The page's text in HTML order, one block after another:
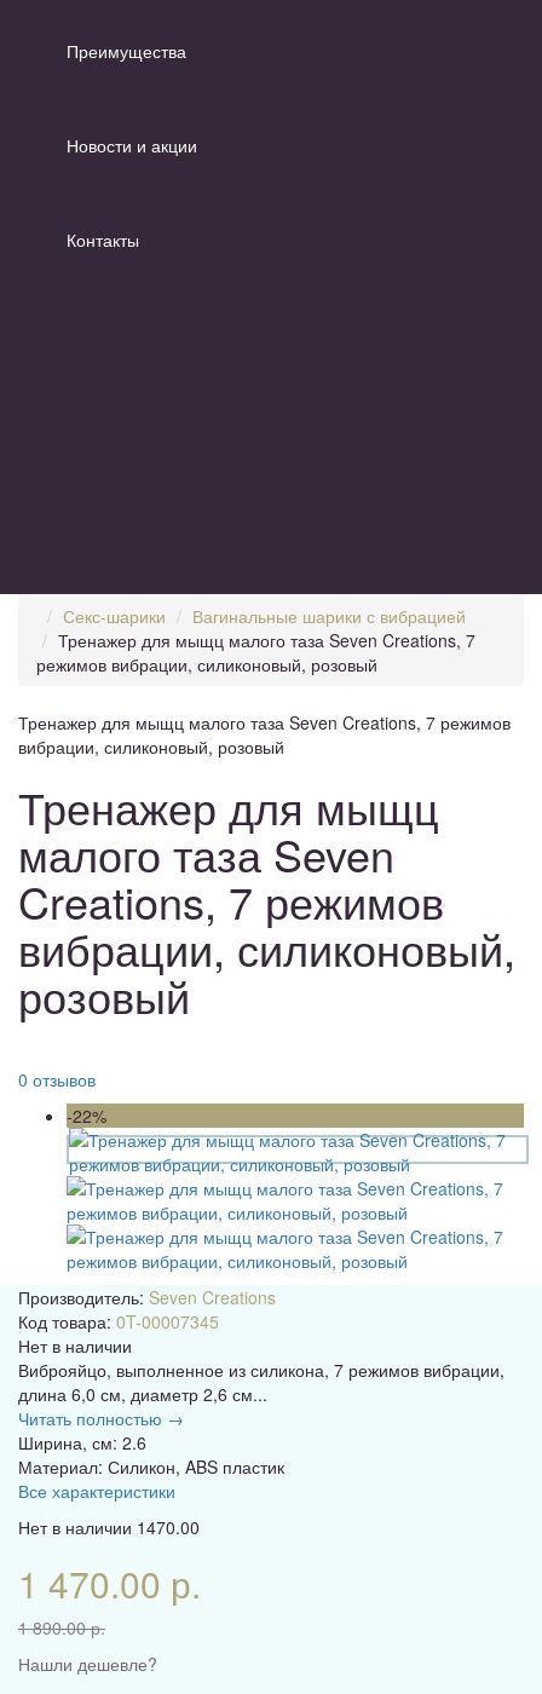
Преимущества
Новости и акции
Контакты
Секс-шарики
Вагинальные шарики с вибрацией
Тренажер для мыщц малого таза Seven Creations, 7
режимов вибрации, силиконовый, розовый
Тренажер для мыщц малого таза Seven Creations, 7 режимов
вибрации, силиконовый, розовый
Тренажер для мыщц
малого таза Seven
Creations, 7 режимов
вибрации, силиконовый,
розовый
0 отзывов
-22%
Производитель: Seven Creations
Код товара: 0T-00007345
Нет в наличии
Виброяйцо, выполненное из силикона, 7 режимов вибрации,
длина 6,0 см, диаметр 2,6 см...
Читать полностью →
Ширина, см: 2.6
Материал: Силикон, ABS пластик
Все характеристики
Нет в наличии 1470.00
1 470.00 р.
1 890.00 р.
Нашли дешевле?